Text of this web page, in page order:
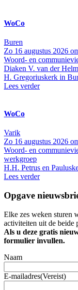
WoCo
Buren
Zo 16 augustus 2026
Woord- en
Diaken V. van der Helm
H. Gregoriuskerk in
Lees verder
WoCo
Varik
Zo 16 augustus 2026
Woord- en
werkgroep
H.H. Petrus en
Lees verder
Opgave
Elke zes weken sturen
activiteiten uit de beide
Als u deze gratis
formulier invullen.
Naam
E-mailadres(Vereist)